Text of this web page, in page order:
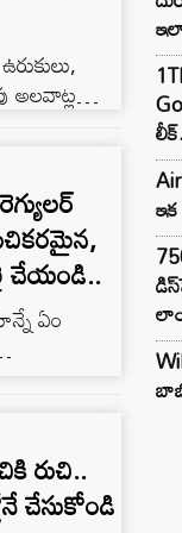
అలవాట్ల
అలసట,
రోజంతా
సమయంలో
చనా చాట్
ఐరన్,
చేయండి..
ఏం
ఉప్మా,
తిని బోర్
హెల్తీ
ఇది
కూడా
రుచి..
చేసుకోండి